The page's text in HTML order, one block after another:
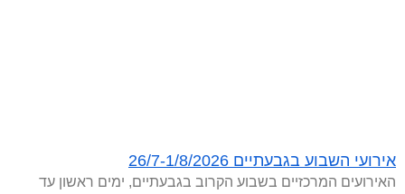
אירועי השבוע בגבעתיים 26/7-1/8/2026
האירועים המרכזיים בשבוע הקרוב בגבעתיים, ימים ראשון עד